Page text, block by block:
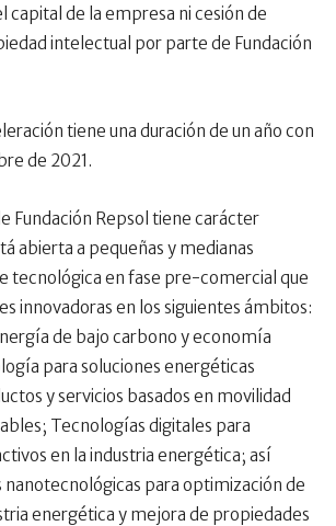
capital de la empresa ni cesión de
intelectual por parte de Fundación
tiene una duración de un año con
de 2021.
Fundación Repsol tiene carácter
abierta a pequeñas y medianas
tecnológica en fase pre-comercial que
innovadoras en los siguientes ámbitos:
de bajo carbono y economía
para soluciones energéticas
y servicios basados en movilidad
Tecnologías digitales para
en la industria energética; así
nanotecnológicas para optimización de
energética y mejora de propiedades